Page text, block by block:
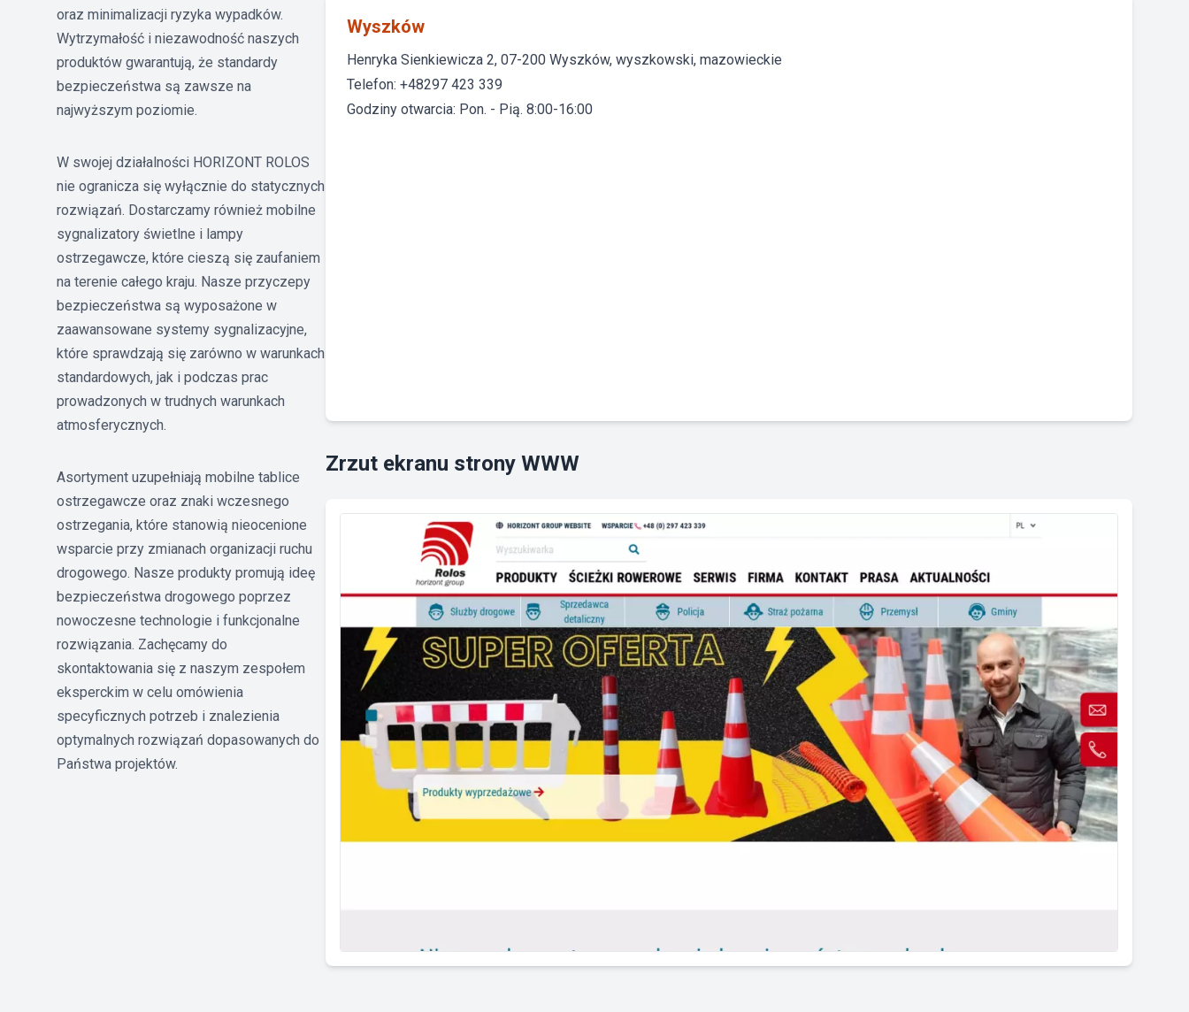
oraz minimalizacji ryzyka wypadków.
Wytrzymałość i niezawodność naszych
produktów gwarantują, że standardy
bezpieczeństwa są zawsze na
najwyższym poziomie.
W swojej działalności HORIZONT ROLOS
nie ogranicza się wyłącznie do statycznych
rozwiązań. Dostarczamy również mobilne
sygnalizatory świetlne i lampy
ostrzegawcze, które cieszą się zaufaniem
na terenie całego kraju. Nasze przyczepy
bezpieczeństwa są wyposażone w
zaawansowane systemy sygnalizacyjne,
które sprawdzają się zarówno w warunkach
standardowych, jak i podczas prac
prowadzonych w trudnych warunkach
atmosferycznych.
Asortyment uzupełniają mobilne tablice
ostrzegawcze oraz znaki wczesnego
ostrzegania, które stanowią nieocenione
wsparcie przy zmianach organizacji ruchu
drogowego. Nasze produkty promują ideę
bezpieczeństwa drogowego poprzez
nowoczesne technologie i funkcjonalne
rozwiązania. Zachęcamy do
skontaktowania się z naszym zespołem
eksperckim w celu omówienia
specyficznych potrzeb i znalezienia
optymalnych rozwiązań dopasowanych do
Państwa projektów.
Wyszków
Henryka Sienkiewicza 2, 07-200 Wyszków, wyszkowski, mazowieckie
Telefon: +48297 423 339
Godziny otwarcia: Pon. - Pią. 8:00-16:00
Zrzut ekranu strony WWW